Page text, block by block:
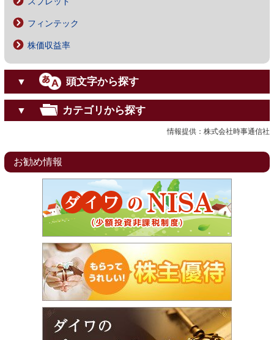
フィンテック
株価収益率
▼ 頭文字から探す
▼ カテゴリから探す
情報提供：株式会社時事通信社
お勧め情報